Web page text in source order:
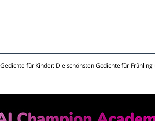
Gedichte für Kinder: Die schönsten Gedichte für Frühling